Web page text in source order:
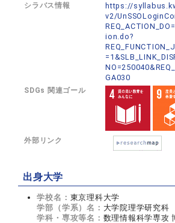
シラバス情報
https://
v2/
ion.do?
GA030
SDGs 関連ゴール
外部リンク
出身大学
学校名： 東京理科大学
学部（学系）名： 大学院理学研究科
学科・専攻等名： 数理情報科学専攻